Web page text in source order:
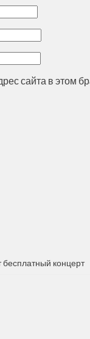
сайта в этом
концерт